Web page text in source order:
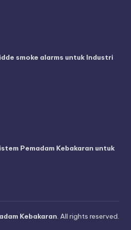
smoke alarms untuk Industri
Pemadam Kebakaran untuk
Kebakaran. All rights reserved.